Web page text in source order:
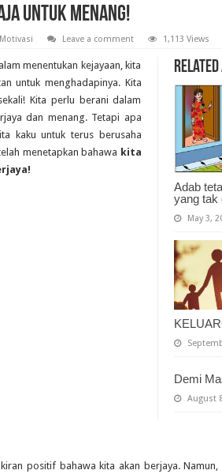
Untuk Menang!
Motivasi Leave a comment 1,113 Views
Adab
yang tak
May 3,
Demi
August
menentukan kejayaan, kita
untuk menghadapinya. Kita
Kita perlu berani dalam
dan menang. Tetapi apa
kaku untuk terus berusaha
menetapkan bahawa kita
positif bahawa kita akan berjaya. Namun,